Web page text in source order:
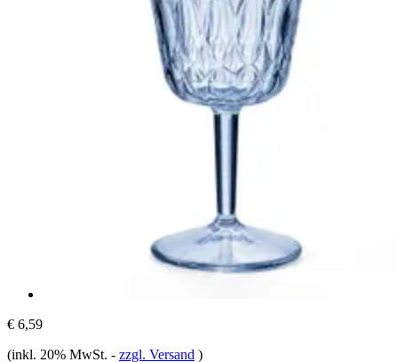
€ 6,59
(inkl. 20% MwSt. - zzgl. Versand )